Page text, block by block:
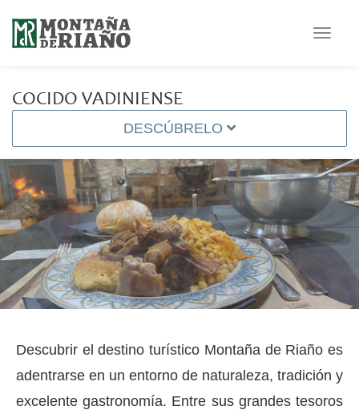
Toggle
COCIDO VADINIENSE
DESCÚBRELO
Descubrir el destino turístico Montaña de Riaño es
adentrarse en un entorno de naturaleza, tradición y
excelente gastronomía. Entre sus grandes tesoros